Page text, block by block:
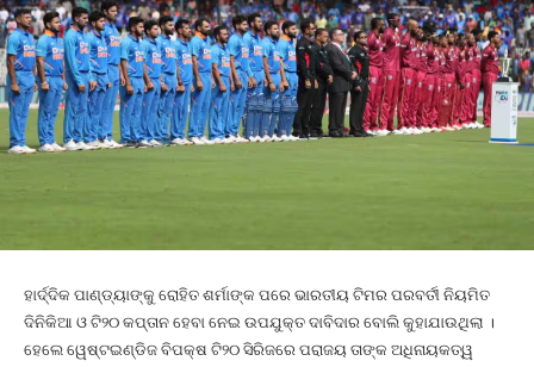
ହାର୍ଦ୍ଦିକ ପାଣ୍ଡ୍ୟାଙ୍କୁ ରୋହିତ ଶର୍ମାଙ୍କ ପରେ ଭାରତୀୟ ଟିମର ପରବର୍ତୀ ନିୟମିତ
ଦିନିକିଆ ଓ ଟି୨୦ କପ୍ତାନ ହେବା ନେଇ ଉପଯୁକ୍ତ ଦାବିଦାର ବୋଲି କୁହାଯାଉଥିଲା ।
ହେଲେ ୱେଷ୍ଟଇଣ୍ଡିଜ ବିପକ୍ଷ ଟି୨୦ ସିରିଜରେ ପରାଜୟ ତାଙ୍କ ଅଧିନାୟକତ୍ୱ